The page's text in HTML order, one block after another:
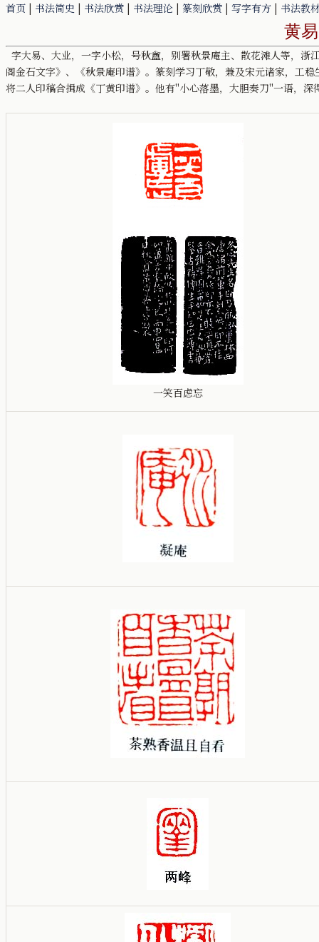
首页 | 书法简史 | 书法欣赏 | 书法理论 | 篆刻欣赏 | 写字有方 | 书法教
黄易
字大易、大业，一字小松，号秋盦，别署秋景庵主、散花滩人等，
阁金石文字》、《秋景庵印谱》。篆刻学习丁敬，兼及宋元诸家，工
将二人印稿合揖成《丁黄印谱》。他有"小心落墨，大胆奏刀"一语，
一笑百虑忘